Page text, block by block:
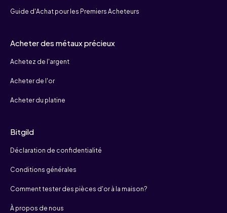
Guide d'Achat pour les Premiers Acheteurs
Acheter des métaux précieux
Achetez de l'argent
Acheter de l'or
Acheter du platine
Bitgild
Déclaration de confidentialité
Conditions générales
Comment tester des pièces d'or à la maison?
À propos de nous